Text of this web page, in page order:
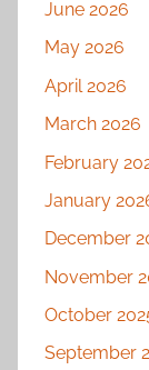
June 2026
May 2026
April 2026
March 2026
February
January
December
November
October
September